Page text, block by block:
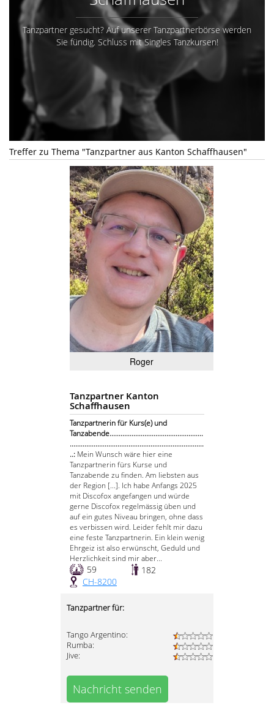
Tanzpartner gesucht? Auf unserer Tanzpartnerbörse werden
Sie fündig. Schluss mit Singles Tanzkursen!
Treffer zu Thema "Tanzpartner aus Kanton Schaffhausen"
Roger
Tanzpartner Kanton
Schaffhausen
Tanzpartnerin für Kurs(e) und
Tanzabende...................................................
.........................................................................
..: Mein Wunsch wäre hier eine
Tanzpartnerin fürs Kurse und
Tanzabende zu finden. Am liebsten aus
der Region [...]. Ich habe Anfangs 2025
mit Discofox angefangen und würde
gerne Discofox regelmässig üben und
auf ein gutes Niveau bringen, ohne dass
es verbissen wird. Leider fehlt mir dazu
eine feste Tanzpartnerin. Ein klein wenig
Ehrgeiz ist also erwünscht, Geduld und
Herzlichkeit sind mir aber...
59
182
CH-8200
Tanzpartner für:
Tango Argentino:
Rumba:
Jive:
Nachricht senden